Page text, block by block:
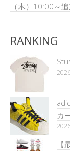
（木）10:00～
RANKING
カ